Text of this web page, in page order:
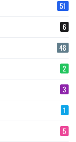
51
6
48
2
3
1
5